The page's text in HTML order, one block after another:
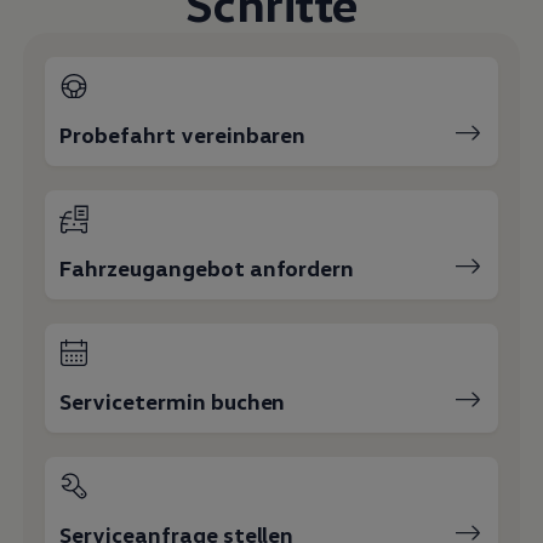
Volkswagen R
Probefahrt vereinbaren
Fahrzeugangebot anfordern
Servicetermin buchen
Serviceanfrage stellen